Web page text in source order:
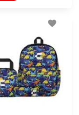
favorite